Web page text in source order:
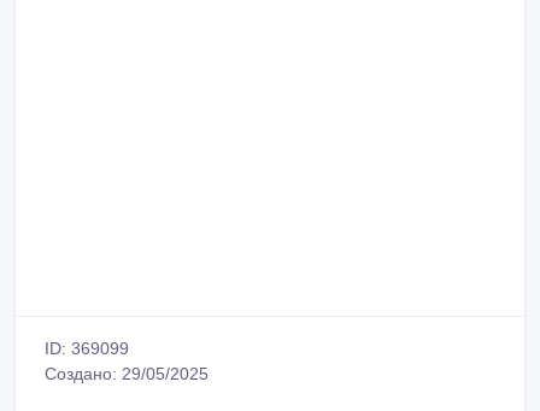
ID: 369099
Создано: 29/05/2025